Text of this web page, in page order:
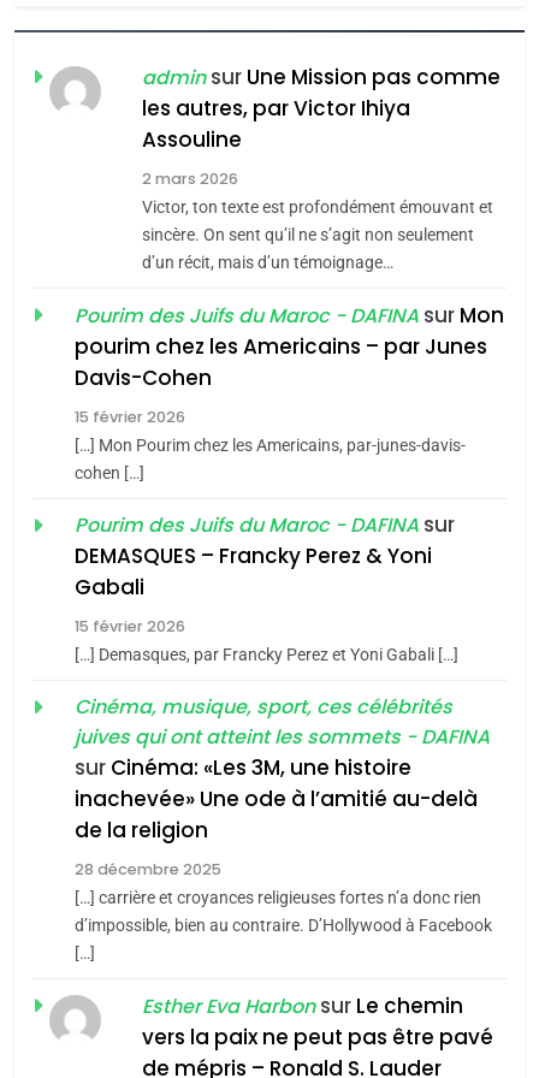
CE QUI NOUS MANQUE –
Jacques Hadida
JUDAISME
Maroc : Les amandes de
Tafraout, le miel de Tadla
Azilal consacrés produits
du terroir
DAFINA MAROC
Oeil ravageur – Vanessa
De Loya Stauber
«Tu dis génocide, je dis
guerre»: La nouvelle
Tout sur la Nostalgie
SOUVENIRS
l’alliance pourrait
s’étendre à 13 pays
d’Amérique latine
ISRAÉL JUDAISME
2025, l’année la plus
meurtrière selon le
rapport d’ADL contre
FRANCE ISRAÉL
adminsur Une Mission pas comme
les autres, par Victor Ihiya
Assouline
2 mars 2026
Victor, ton texte est profondément émouvant et
sincère. On sent qu’il ne s’agit non seulement
d’un récit, mais d’un témoignage…
Pourim des Juifs du Maroc - DAFINA sur Mon
pourim chez les Americains – par Junes
Davis-Cohen
15 février 2026
[…] Mon Pourim chez les Americains, par-junes-davis-
cohen […]
Pourim des Juifs du Maroc - DAFINA sur
DEMASQUES – Francky Perez & Yoni
Gabali
15 février 2026
[…] Demasques, par Francky Perez et Yoni Gabali […]
Cinéma, musique, sport, ces célébrités
juives qui ont atteint les sommets - DAFINA
sur Cinéma: «Les 3M, une histoire
inachevée» Une ode à l’amitié au-delà
de la religion
28 décembre 2025
[…] carrière et croyances religieuses fortes n’a donc rien
d’impossible, bien au contraire. D’Hollywood à Facebook
[…]
Esther Eva Harbonsur Le chemin
vers la paix ne peut pas être pavé
de mépris – Ronald S. Lauder
2025, l’année la plus
d’ADL contre
l’antisémitisme
FRANCE ISRAÉL
POURQUOI JE REVENDIQUE
Zrihen-Dvir
CE QUI NOUS MANQUE –
Jacques Hadida
JUDAISME
Maroc : Les amandes de
Azilal consacrés produits
du terroir
DAFINA MAROC